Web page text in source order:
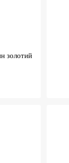
золотий